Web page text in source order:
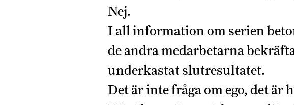
Nej.
I all information om serien
de andra medarbetarna
underkastat slutresultatet.
Det är inte fråga om ego, det är